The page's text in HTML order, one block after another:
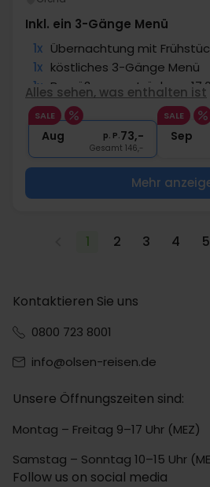
Inkl. ein 3-Gänge Menü
1x Übernachtung mit
1x köstliches 3-Gänge Menü
1x Begrüßungsgetränk um
∞ Gratis Kaffee/Tee zum
∞ Gratis Internet und Parken
Alles sehen, was enthalten ist
SALE
Aug p. P.73,-
Gesamt 146,-
SALE
Sep
Mehr
1 2 3 4 5
Kontaktieren Sie uns
0800 723 8001
info@olsen-reisen.de
Unsere Öffnungszeiten sind:
Montag – Freitag 9–17 Uhr (MEZ)
Samstag – Sonntag 10–15 Uhr
Follow us on social media